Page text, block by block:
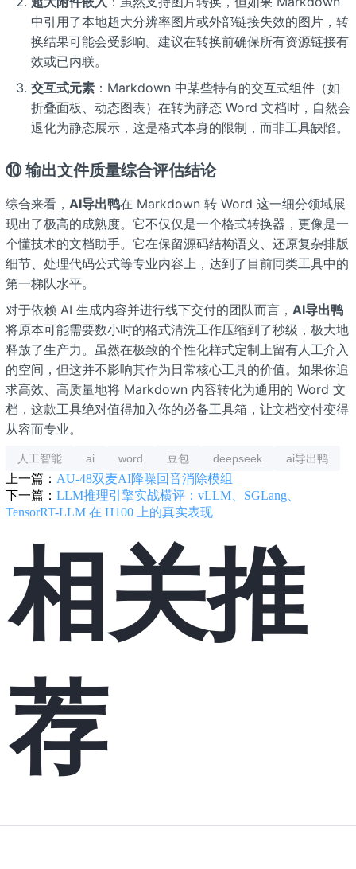
中引用了本地超大分辨率图片或外部链接失效的图片，转
换结果可能会受影响。建议在转换前确保所有资源链接有
效或已内联。
交互式元素：Markdown 中某些特有的交互式组件（如
折叠面板、动态图表）在转为静态 Word 文档时，自然会
退化为静态展示，这是格式本身的限制，而非工具缺陷。
⑩ 输出文件质量综合评估结论
综合来看， AI导出鸭在 Markdown 转 Word 这一细分领域展
现出了极高的成熟度。它不仅仅是一个格式转换器，更像是一
个懂技术的文档助手。它在保留源码结构语义、还原复杂排版
细节、处理代码公式等专业内容上，达到了目前同类工具中的
第一梯队水平。
对于依赖 AI 生成内容并进行线下交付的团队而言， AI导出鸭
将原本可能需要数小时的格式清洗工作压缩到了秒级，极大地
释放了生产力。虽然在极致的个性化样式定制上留有人工介入
的空间，但这并不影响其作为日常核心工具的价值。如果你追
求高效、高质量地将 Markdown 内容转化为通用的 Word 文
档，这款工具绝对值得加入你的必备工具箱，让文档交付变得
从容而专业。
人工智能 ai word 豆包 deepseek ai导出鸭
上一篇： AU-48双麦AI降噪回音消除模组
下一篇： LLM推理引擎实战横评：vLLM、SGLang、
TensorRT-LLM 在 H100 上的真实表现
相关推
荐